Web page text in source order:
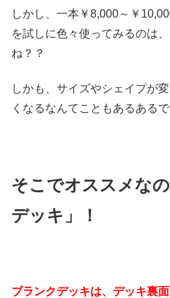
しかし、一本￥8,000～￥
を試しに色々使ってみるのは
ね？？
しかも、サイズやシェイプが
くなるなんてこともあるあるで
そこでオススメな
デッキ」！
ブランクデッキは、デッキ裏